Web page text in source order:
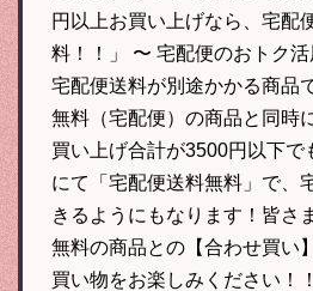
円以上お買い上げなら、宅配
料！！」 〜 宅配便のおトク
宅配便送料が別途かかる商品
無料（宅配便）の商品と同時
買い上げ合計が3500円以下で
にて「宅配便送料無料」で、
きるようにもなります！皆さ
無料の商品との【合わせ買い
買い物をお楽しみください！！